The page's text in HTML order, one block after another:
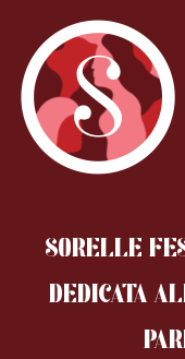
SORELLE
DEDICATA